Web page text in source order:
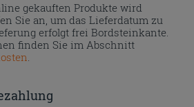
gekauften Produkte wird
Sie an, um das Lieferdatum zu
erfolgt frei Bordsteinkante.
finden Sie im Abschnitt
.